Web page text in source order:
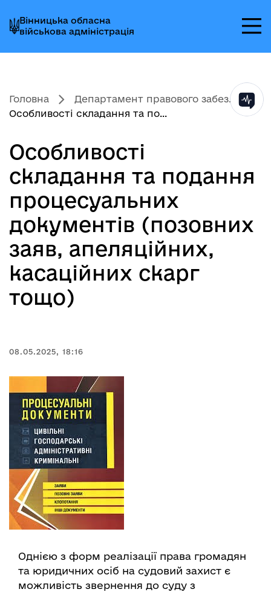
до
головного
меню
до
головного
вмісту
до
головного
колонтитула
Вінницька обласна
військова адміністрація
Головна
Департамент правового забез...
Особливості складання та по...
Особливості
складання та подання
процесуальних
документів (позовних
заяв, апеляційних,
касаційних скарг
тощо)
08.05.2025, 18:16
Однією з форм реалізації права громадян
та юридичних осіб на судовий захист є
можливість звернення до суду з